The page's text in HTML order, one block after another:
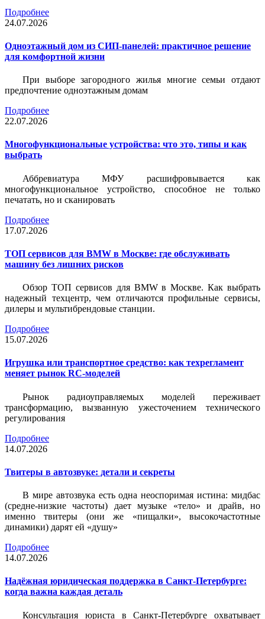
Подробнее
24.07.2026
Одноэтажный дом из СИП-панелей: практичное решение
для комфортной жизни
При выборе загородного жилья многие семьи отдают
предпочтение одноэтажным домам
Подробнее
22.07.2026
Многофункциональные устройства: что это, типы и как
выбрать
Аббревиатура МФУ расшифровывается как
многофункциональное устройство, способное не только
печатать, но и сканировать
Подробнее
17.07.2026
ТОП сервисов для BMW в Москве: где обслуживать
машину без лишних рисков
Обзор ТОП сервисов для BMW в Москве. Как выбрать
надежный техцентр, чем отличаются профильные сервисы,
дилеры и мультибрендовые станции.
Подробнее
15.07.2026
Игрушка или транспортное средство: как техрегламент
меняет рынок RC-моделей
Рынок радиоуправляемых моделей переживает
трансформацию, вызванную ужесточением технического
регулирования
Подробнее
14.07.2026
Твитеры в автозвуке: детали и секреты
В мире автозвука есть одна неоспоримая истина: мидбас
(средне-низкие частоты) дает музыке «тело» и драйв, но
именно твитеры (они же «пищалки», высокочастотные
динамики) дарят ей «душу»
Подробнее
14.07.2026
Надёжная юридическая поддержка в Санкт-Петербурге:
когда важна каждая деталь
Консультация юриста в Санкт-Петербурге охватывает